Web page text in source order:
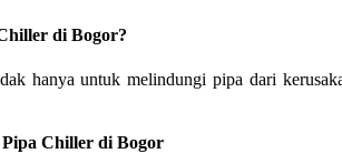
di Bogor?
hanya untuk melindungi pipa dari
Pipa Chiller di Bogor